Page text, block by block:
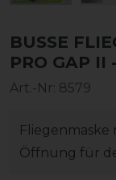
BUSSE
PRO GAP II
Art.-Nr: 8579
Öffnung für